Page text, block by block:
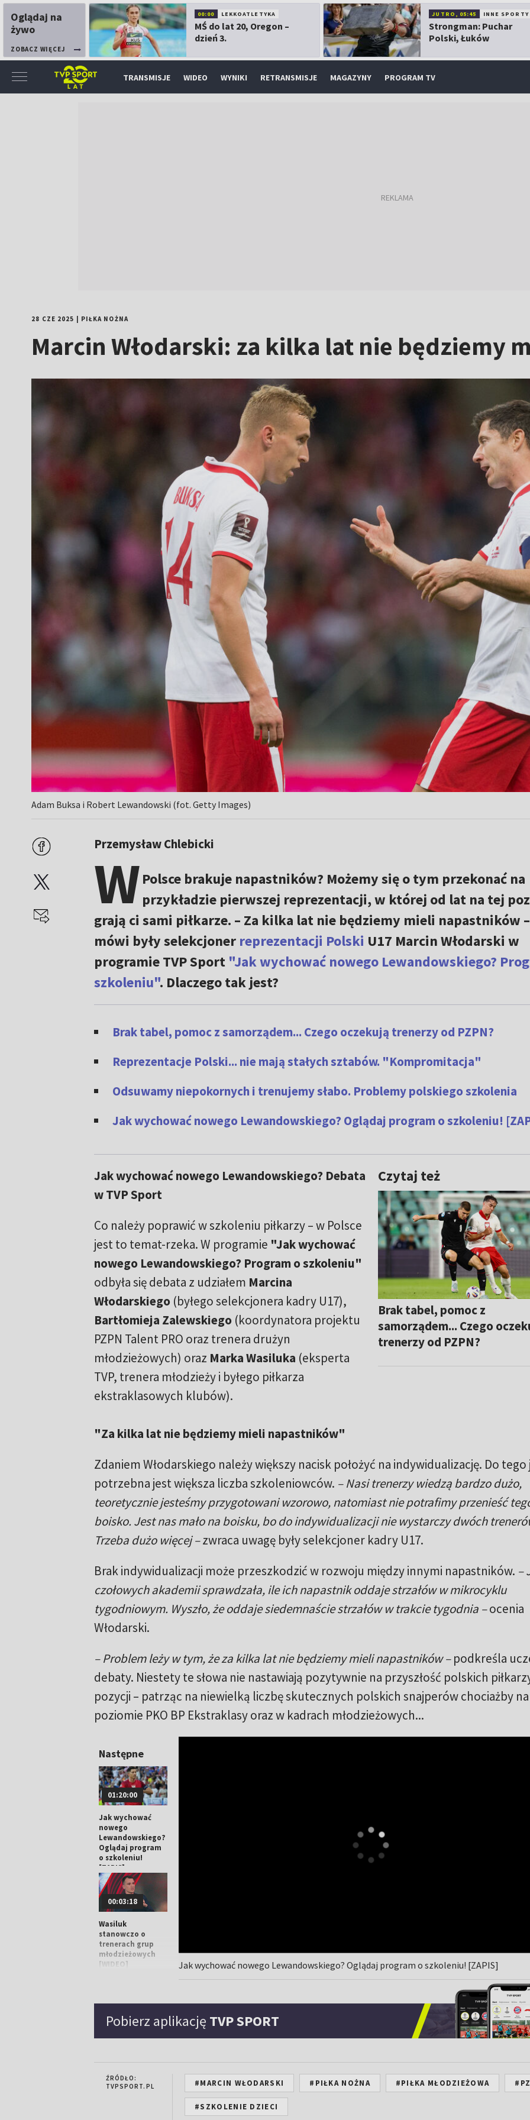
Oglądaj na
żywo
ZOBACZ WIĘCEJ
00:00 LEKKOATLETYKA
MŚ do lat 20, Oregon –
dzień 3.
JUTRO, 05:45 INNE SPORTY
Strongman: Puchar
Polski, Łuków
TRANSMISJE WIDEO WYNIKI RETRANSMISJE MAGAZYNY PROGRAM TV
28 CZE 2025 PIŁKA NOŻNA
Marcin Włodarski: za kilka lat nie będziemy
Adam Buksa i Robert Lewandowski (fot. Getty Images)
Przemysław Chlebicki
WPolsce brakuje napastników? Możemy się o tym przekonać na
przykładzie pierwszej reprezentacji, w której od lat na tej
grają ci sami piłkarze. – Za kilka lat nie będziemy mieli napastników –
mówi były selekcjoner reprezentacji Polski U17 Marcin Włodarski w
programie TVP Sport "Jak wychować nowego Lewandowskiego?
szkoleniu". Dlaczego tak jest?
Brak tabel, pomoc z samorządem... Czego oczekują trenerzy od PZPN?
Reprezentacje Polski... nie mają stałych sztabów. "Kompromitacja"
Odsuwamy niepokornych i trenujemy słabo. Problemy polskiego szkolenia
Jak wychować nowego Lewandowskiego? Oglądaj program o szkoleniu!
Czytaj też
Brak tabel, pomoc z
samorządem... Czego
trenerzy od PZPN?
Jak wychować nowego Lewandowskiego? Debata
w TVP Sport
Co należy poprawić w szkoleniu piłkarzy – w Polsce
jest to temat-rzeka. W programie "Jak wychować
nowego Lewandowskiego? Program o szkoleniu"
odbyła się debata z udziałem Marcina
Włodarskiego (byłego selekcjonera kadry U17),
Bartłomieja Zalewskiego (koordynatora projektu
PZPN Talent PRO oraz trenera drużyn
młodzieżowych) oraz Marka Wasiluka (eksperta
TVP, trenera młodzieży i byłego piłkarza
ekstraklasowych klubów).
"Za kilka lat nie będziemy mieli napastników"
Zdaniem Włodarskiego należy większy nacisk położyć na indywidualizację. Do
potrzebna jest większa liczba szkoleniowców. – Nasi trenerzy wiedzą bardzo dużo,
teoretycznie jesteśmy przygotowani wzorowo, natomiast nie potrafimy przenieść
boisko. Jest nas mało na boisku, bo do indywidualizacji nie wystarczy dwóch
Trzeba dużo więcej –zwraca uwagę były selekcjoner kadry U17.
Brak indywidualizacji może przeszkodzić w rozwoju między innymi napastników. –
czołowych akademii sprawdzała, ile ich napastnik oddaje strzałów w mikrocyklu
tygodniowym. Wyszło, że oddaje siedemnaście strzałów w trakcie tygodnia –ocenia
Włodarski.
– Problem leży w tym, że za kilka lat nie będziemy mieli napastników –podkreśla
debaty. Niestety te słowa nie nastawiają pozytywnie na przyszłość polskich
pozycji – patrząc na niewielką liczbę skutecznych polskich snajperów chociażby na
poziomie PKO BP Ekstraklasy oraz w kadrach młodzieżowych...
Następne
01:20:00
Jak wychować
nowego
Lewandowskiego?
Oglądaj program
o szkoleniu!
[ZAPIS]
00:03:18
Wasiluk
stanowczo o
trenerach grup
młodzieżowych
[WIDEO]
braku etatów dla
osłabianie
klubowego
Jak wychować nowego Lewandowskiego? Oglądaj program o szkoleniu! [ZAPIS]
Pobierz aplikację TVP SPORT
ŹRÓDŁO:
TVPSPORT.PL
#MARCIN WŁODARSKI #PIŁKA NOŻNA #PIŁKA MŁODZIEŻOWA
#SZKOLENIE DZIECI